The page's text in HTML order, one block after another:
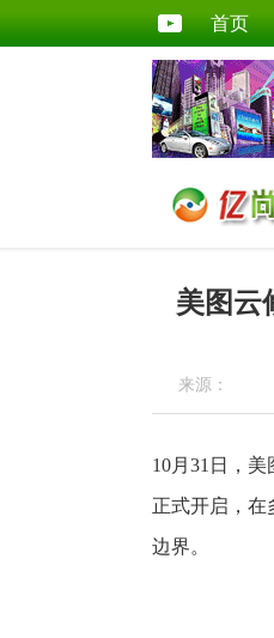
首页
美图云
来源：
10月31日，
正式开启，在
边界。